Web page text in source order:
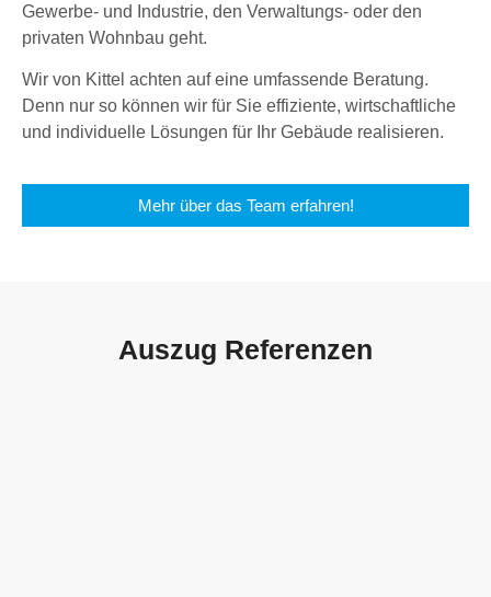
Gewerbe- und Industrie, den Verwaltungs- oder den
privaten Wohnbau geht.
Wir von Kittel achten auf eine umfassende Beratung.
Denn nur so können wir für Sie effiziente, wirtschaftliche
und individuelle Lösungen für Ihr Gebäude realisieren.
Mehr über das Team erfahren!
Auszug Referenzen